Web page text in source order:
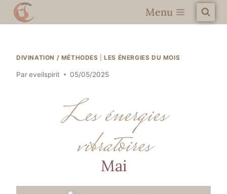
Menu
DIVINATION / MÉTHODES |LES ÉNERGIES DU MOIS
Pareveilspirit 05/05/2025
Les énergies
vibratoires
Mai